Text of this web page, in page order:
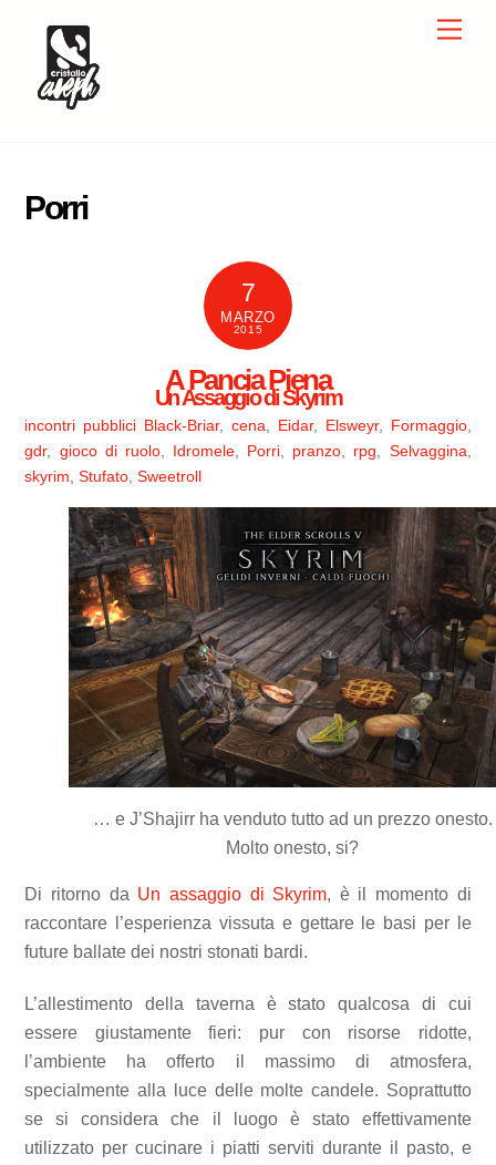
content
Porri
7
MARZO
2015
A Pancia Piena
Un Assaggio di Skyrim
incontri pubblici Black-Briar,cena Eidar, Elsweyr, Formaggio,
gdr, gioco di ruolo, Idromele Porri pranzo rpg Selvaggina
skyrim ,Stufato ,Sweetroll
… e J’Shajirr ha venduto tutto ad un prezzo onesto.
Molto onesto, si?
Di ritorno da Un assaggio di Skyrim, è il momento di
raccontare l’esperienza vissuta e gettare le basi per le
future ballate dei nostri stonati bardi.
L’allestimento della taverna è stato qualcosa di cui
essere giustamente fieri: pur con risorse ridotte,
l’ambiente ha offerto il massimo di atmosfera,
specialmente alla luce delle molte candele. Soprattutto
se si considera che il luogo è stato effettivamente
utilizzato per cucinare i piatti serviti durante il pasto, e